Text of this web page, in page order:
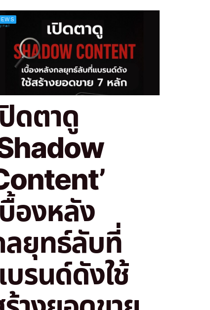
ดตาดู
องหลัง
ลยุทธ์ลับที่
บรนด์ดังใช้